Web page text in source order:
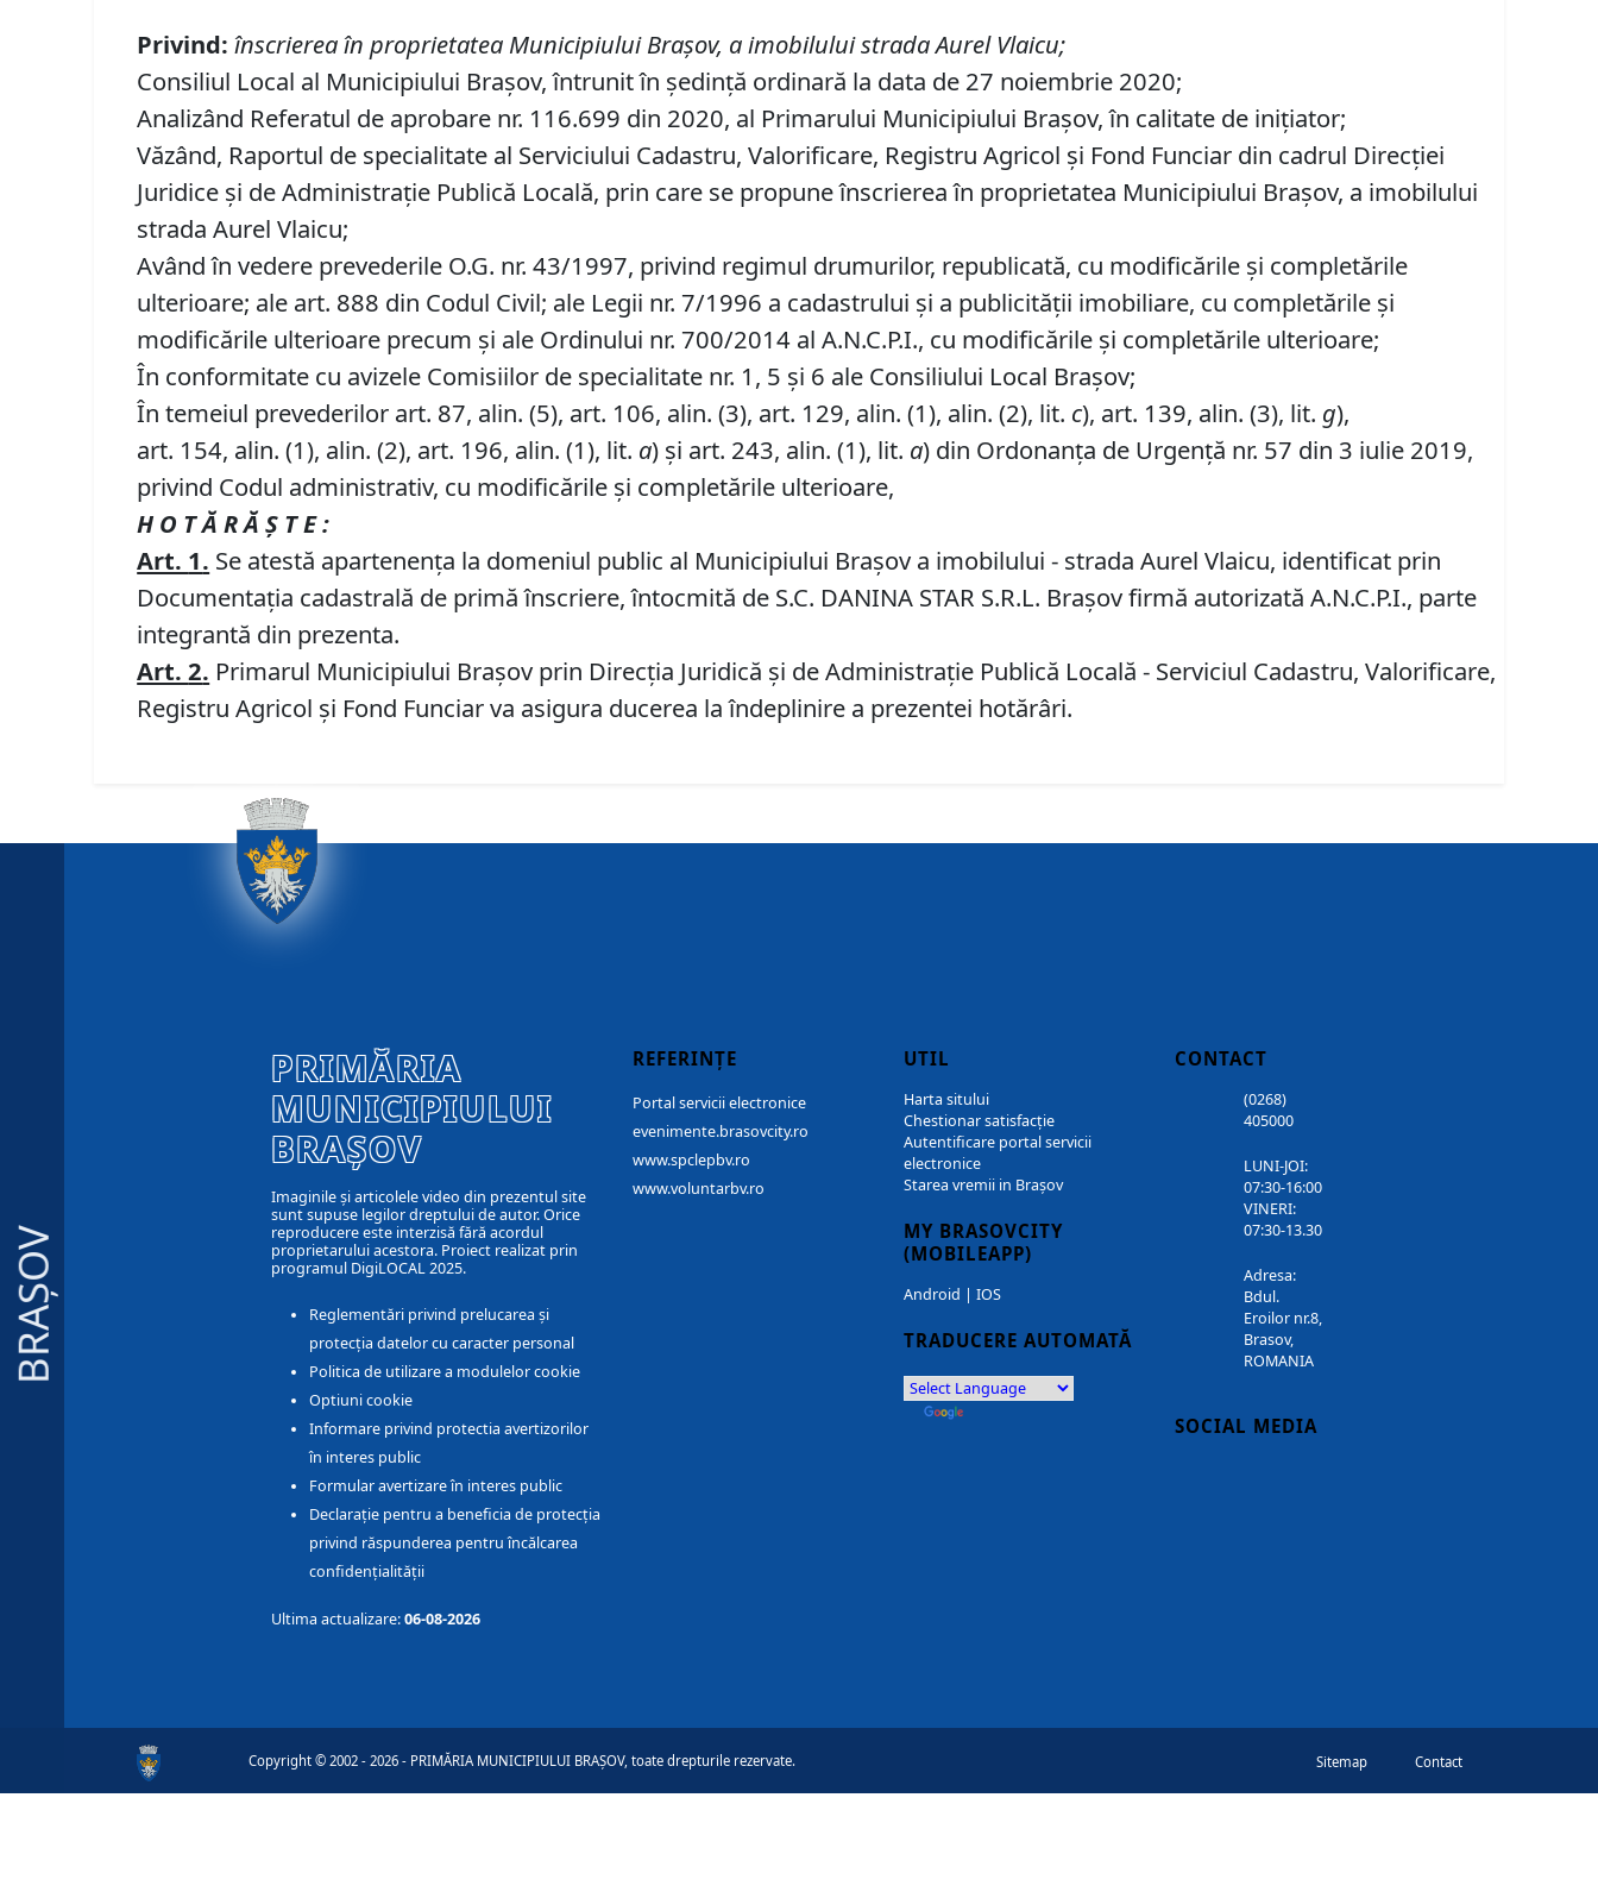
Privind: înscrierea în proprietatea Municipiului Braşov, a imobilului strada Aurel Vlaicu;
Consiliul Local al Municipiului Brașov, întrunit în ședință ordinară la data de 27 noiembrie 2020;
Analizând Referatul de aprobare nr. 116.699 din 2020, al Primarului Municipiului Brașov, în calitate de inițiator;
Văzând, Raportul de specialitate al Serviciului Cadastru, Valorificare, Registru Agricol şi Fond Funciar din cadrul Direcţiei
Juridice şi de Administraţie Publică Locală, prin care se propune înscrierea în proprietatea Municipiului Braşov, a imobilului
strada Aurel Vlaicu;
Având în vedere prevederile O.G. nr. 43/1997, privind regimul drumurilor, republicată, cu modificările şi completările
ulterioare; ale art. 888 din Codul Civil; ale Legii nr. 7/1996 a cadastrului și a publicității imobiliare, cu completările și
modificările ulterioare precum și ale Ordinului nr. 700/2014 al A.N.C.P.I., cu modificările și completările ulterioare;
În conformitate cu avizele Comisiilor de specialitate nr. 1, 5 și 6 ale Consiliului Local Brașov;
În temeiul prevederilor art. 87, alin. (5), art. 106, alin. (3), art. 129, alin. (1), alin. (2), lit. c), art. 139, alin. (3), lit. g),
art. 154, alin. (1), alin. (2), art. 196, alin. (1), lit. a) și art. 243, alin. (1), lit. a) din Ordonanța de Urgență nr. 57 din 3 iulie 2019,
privind Codul administrativ, cu modificările și completările ulterioare,
H O T Ă R Ă Ş T E :
Art. 1. Se atestă apartenenţa la domeniul public al Municipiului Braşov a imobilului - strada Aurel Vlaicu, identificat prin
Documentația cadastrală de primă înscriere, întocmită de S.C. DANINA STAR S.R.L. Brașov firmă autorizată A.N.C.P.I., parte
integrantă din prezenta.
Art.2. Primarul Municipiului Brașov prin Direcția Juridică și de Administrație Publică Locală - Serviciul Cadastru, Valorificare,
Registru Agricol și Fond Funciar va asigura ducerea la îndeplinire a prezentei hotărâri.
BRAȘOV
PRIMĂRIA
MUNICIPIULUI
BRAȘOV
Imaginile și articolele video din prezentul site
sunt supuse legilor dreptului de autor. Orice
reproducere este interzisă fără acordul
proprietarului acestora. Proiect realizat prin
programul DigiLOCAL 2025.
Reglementări privind prelucarea și
protecția datelor cu caracter personal
Politica de utilizare a modulelor cookie
Optiuni cookie
Informare privind protectia avertizorilor
în interes public
Formular avertizare în interes public
Declarație pentru a beneficia de protecția
privind răspunderea pentru încălcarea
confidențialității
Ultima actualizare:06-08-2026
REFERINȚE
Portal servicii electronice
evenimente.brasovcity.ro
www.spclepbv.ro
www.voluntarbv.ro
UTIL
Harta sitului
Chestionar satisfacție
Autentificare portal servicii
electronice
Starea vremii in Brașov
MY BRASOVCITY
(MOBILEAPP)
Android | IOS
TRADUCERE AUTOMATĂ
CONTACT
(0268)
405000
LUNI-JOI:
07:30-16:00
VINERI:
07:30-13.30
Adresa:
Bdul.
Eroilor nr.8,
Brasov,
ROMANIA
SOCIAL MEDIA
Copyright © 2002 - 2026 - PRIMĂRIA MUNICIPIULUI BRAȘOV, toate drepturile rezervate. Sitemap Contact